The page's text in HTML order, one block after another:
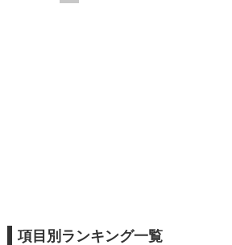
項目別ランキング一覧